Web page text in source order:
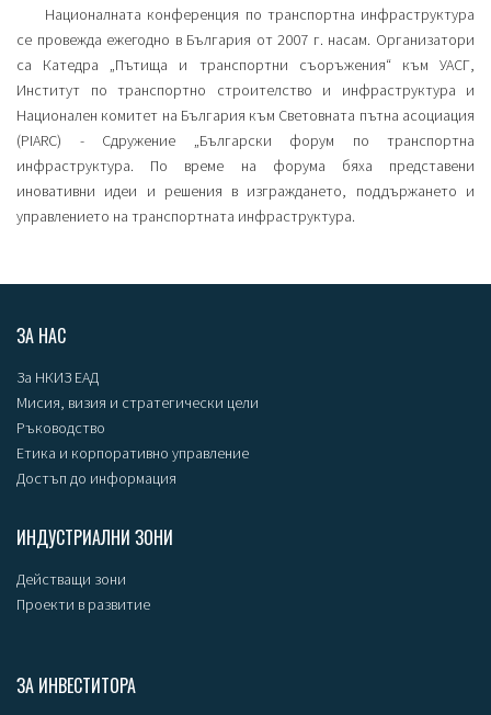
Националната конференция по транспортна инфраструктура
се провежда ежегодно в България от 2007 г. насам. Организатори
са Катедра „Пътища и транспортни съоръжения“ към УАСГ,
Институт по транспортно строителство и инфраструктура и
Национален комитет на България към Световната пътна асоциация
(PIARC) - Сдружение „Български форум по транспортна
инфраструктура. По време на форума бяха представени
иновативни идеи и решения в изграждането, поддържането и
управлението на транспортната инфраструктура.
ЗА НАС
За НКИЗ ЕАД
Мисия, визия и стратегически цели
Ръководство
Етика и корпоративно управление
Достъп до информация
ИНДУСТРИАЛНИ ЗОНИ
Действащи зони
Проекти в развитие
ЗА ИНВЕСТИТОРА